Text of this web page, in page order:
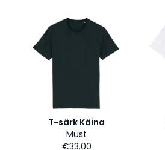
T-särk Käina
Must
€33.00